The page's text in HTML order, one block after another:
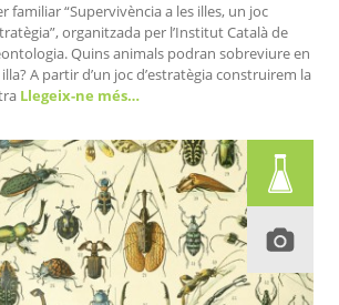
familiar “Supervivència a les illes, un joc
organitzada per l’Institut Català de
Quins animals podran sobreviure en
A partir d’un joc d’estratègia construirem la
Llegeix-ne més…